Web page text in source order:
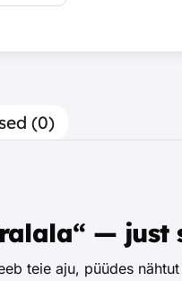
(0)
— just
teie aju, püüdes